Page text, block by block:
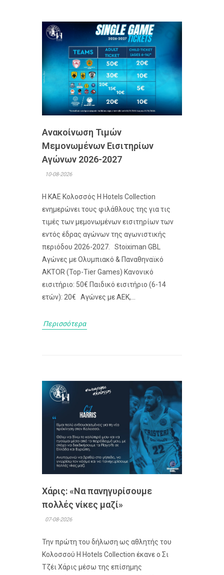
Ανακοίνωση Τιμών
Μεμονωμένων Εισιτηρίων
Αγώνων 2026-2027
10-08-2026
Η ΚΑΕ Κολοσσός H Hotels Collection
ενημερώνει τους φιλάθλους της για τις
τιμές των μεμονωμένων εισιτηρίων των
εντός έδρας αγώνων της αγωνιστικής
περιόδου 2026-2027. Stoiximan GBL
Αγώνες με Ολυμπιακό & Παναθηναϊκό
AKTOR (Top-Tier Games) Κανονικό
εισιτήριο: 50€ Παιδικό εισιτήριο (6-14
ετών): 20€ Αγώνες με ΑΕΚ,...
Περισσότερα
Χάρις: «Να πανηγυρίσουμε
πολλές νίκες μαζί»
07-08-2026
Την πρώτη του δήλωση ως αθλητής του
Κολοσσού H Hotels Collection έκανε ο Σι
Τζέι Χάρις μέσω της επίσημης